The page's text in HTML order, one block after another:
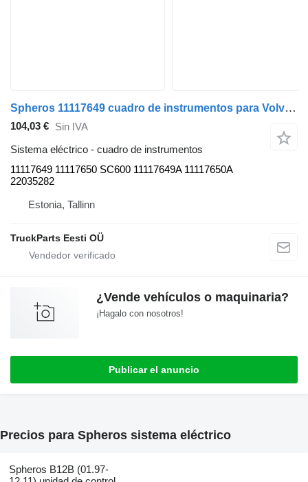
Spheros 11117649 cuadro de instrumentos para Volvo B5LH, B0E (2008-) autobús
104,03 € Sin IVA
Sistema eléctrico - cuadro de instrumentos
11117649 11117650 SC600 11117649A 11117650A
22035282
Estonia, Tallinn
TruckParts Eesti OÜ
¿Vende vehículos o maquinaria?
¡Hagalo con nosotros!
Publicar el anuncio
Precios para Spheros sistema eléctrico
Spheros B12B (01.97-